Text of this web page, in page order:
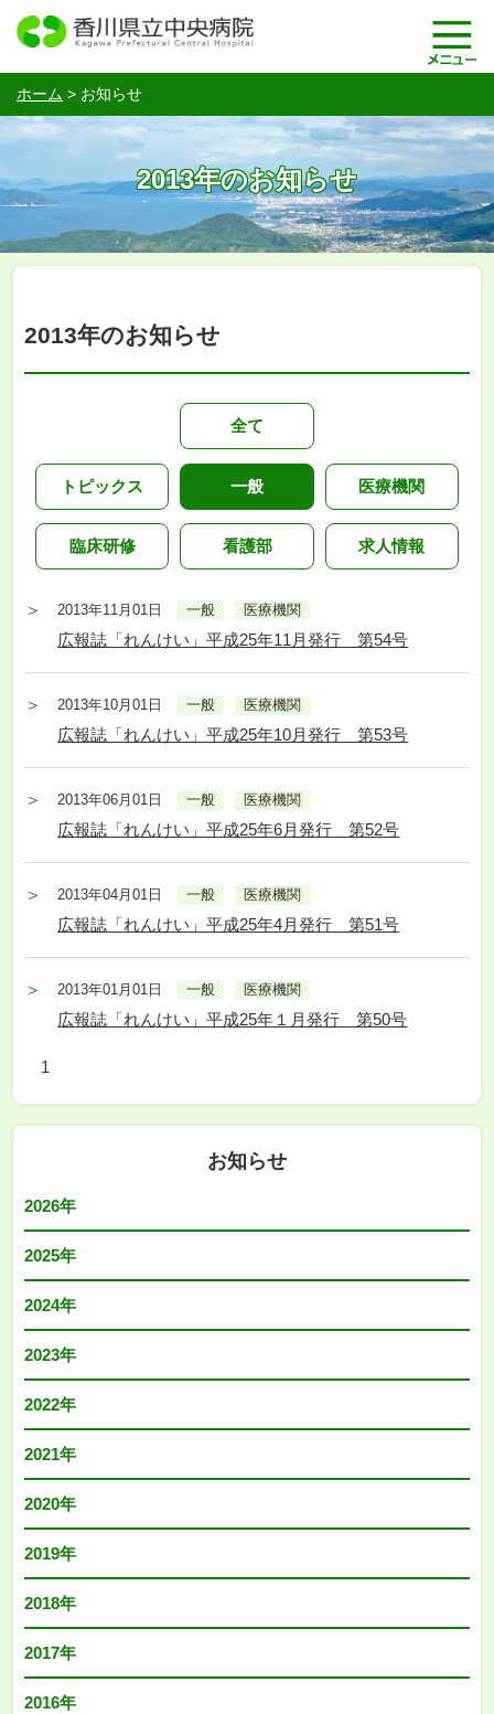
ホーム > お知らせ
2013年のお知らせ
2013年のお知らせ
全て
トピックス 一般 医療機関
臨床研修 看護部 求人情報
2013年11月01日 一般 医療機関
広報誌「れんけい」平成25年11月発行 第54号
2013年10月01日 一般 医療機関
広報誌「れんけい」平成25年10月発行 第53号
2013年06月01日 一般 医療機関
広報誌「れんけい」平成25年6月発行 第52号
2013年04月01日 一般 医療機関
広報誌「れんけい」平成25年4月発行 第51号
2013年01月01日 一般 医療機関
広報誌「れんけい」平成25年１月発行 第50号
1
お知らせ
2026年
2025年
2024年
2023年
2022年
2021年
2020年
2019年
2018年
2017年
2016年